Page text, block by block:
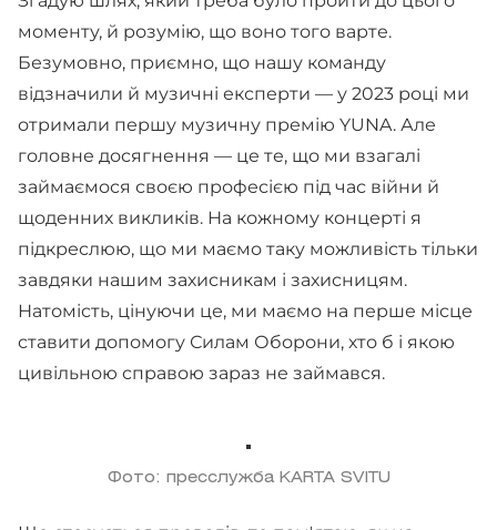
моменту, й розумію, що воно того варте.
Безумовно, приємно, що нашу команду
відзначили й музичні експерти — у 2023 році ми
отримали першу музичну премію YUNA. Але
головне досягнення — це те, що ми взагалі
займаємося своєю професією під час війни й
щоденних викликів. На кожному концерті я
підкреслюю, що ми маємо таку можливість тільки
завдяки нашим захисникам і захисницям.
Натомість, цінуючи це, ми маємо на перше місце
ставити допомогу Силам Оборони, хто б і якою
цивільною справою зараз не займався.
Фото: пресслужба KARTA SVITU